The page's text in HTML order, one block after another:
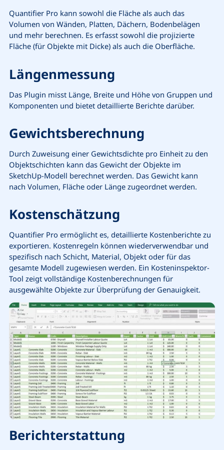
Quantifier Pro kann sowohl die Fläche als auch das
Volumen von Wänden, Platten, Dächern, Bodenbelägen
und mehr berechnen. Es erfasst sowohl die projizierte
Fläche (für Objekte mit Dicke) als auch die Oberfläche.
Längenmessung
Das Plugin misst Länge, Breite und Höhe von Gruppen und
Komponenten und bietet detaillierte Berichte darüber.
Gewichtsberechnung
Durch Zuweisung einer Gewichtsdichte pro Einheit zu den
Objektschichten kann das Gewicht der Objekte im
SketchUp-Modell berechnet werden. Das Gewicht kann
nach Volumen, Fläche oder Länge zugeordnet werden.
Kostenschätzung
Quantifier Pro ermöglicht es, detaillierte Kostenberichte zu
exportieren. Kostenregeln können wiederverwendbar und
spezifisch nach Schicht, Material, Objekt oder für das
gesamte Modell zugewiesen werden. Ein Kosteninspektor-
Tool zeigt vollständige Kostenberechnungen für
ausgewählte Objekte zur Überprüfung der Genauigkeit.
Berichterstattung